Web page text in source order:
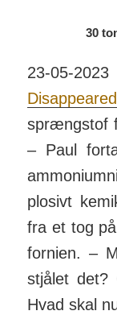
30
23-05-
spræng­stof
– Paul
plosivt
fra et tog
for­nien. –
stjålet det?
Hvad skal